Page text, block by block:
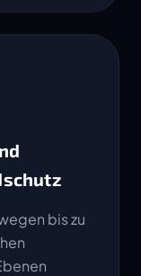
bis zu